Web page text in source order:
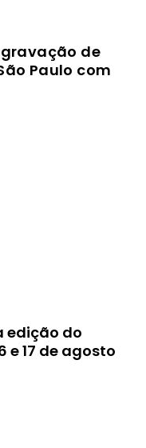
de
Paulo com
edição do
e 17 de agosto